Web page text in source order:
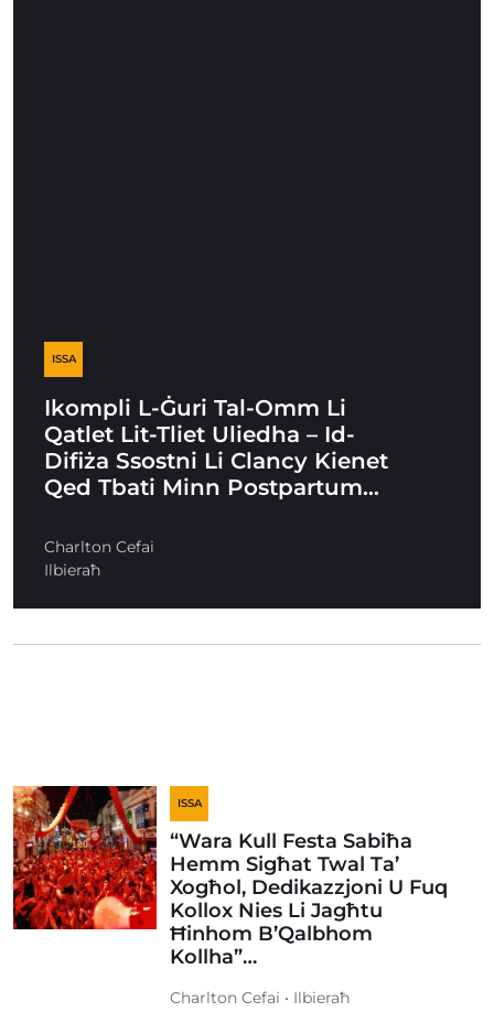
ISSA
Ikompli L-Ġuri Tal-Omm Li
Qatlet Lit-Tliet Uliedha – Id-
Difiża Ssostni Li Clancy Kienet
Qed Tbati Minn Postpartum…
Charlton Cefai
Ilbieraħ
ISSA
“Wara Kull Festa Sabiħa
Hemm Sigħat Twal Ta’
Xogħol, Dedikazzjoni U Fuq
Kollox Nies Li Jagħtu
Ħinhom B’Qalbhom
Kollha”…
Charlton Cefai • Ilbieraħ